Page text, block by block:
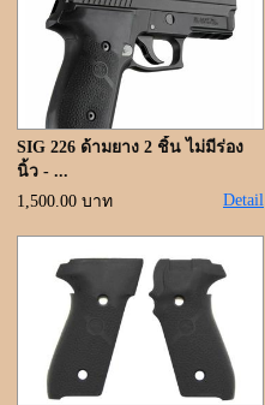
แบรนด์
สินค้าลดราคา
เข้าสู่ระบบ
ขั้นตอนการสั่งซื้อ
แจ้งชำระเงิน
ค้นหาสินค้า
ติดต่อเรา
SIG 226 ด้ามยาง 2 ชิ้น ไม่มีร่อง
นิ้ว - ...
1,500.00 บาท
Detail